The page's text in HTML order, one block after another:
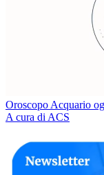
Oroscopo Acquario
A cura di ACS